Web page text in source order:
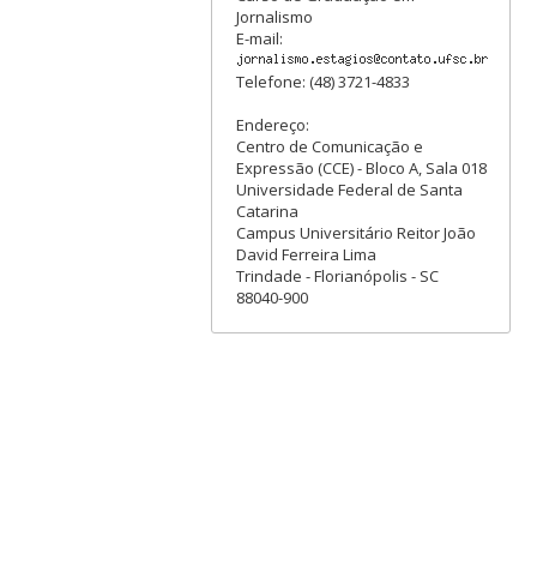
Jornalismo
E-mail:
Telefone: (48) 3721-4833
Endereço:
Centro de Comunicação e
Expressão (CCE) - Bloco A, Sala 018
Universidade Federal de Santa
Catarina
Campus Universitário Reitor João
David Ferreira Lima
Trindade - Florianópolis - SC
88040-900